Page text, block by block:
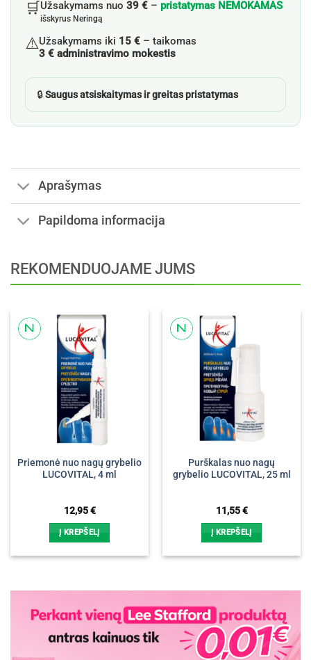
🛒Užsakymams nuo 39 € – pristatymas NEMOKAMAS
išskyrus Neringą
⚠️Užsakymams iki 15 € – taikomas
3 € administravimo mokestis
🔒Saugus atsiskaitymas ir greitas pristatymas
Aprašymas
Papildoma informacija
REKOMENDUOJAME JUMS
Priemonė nuo nagų grybelio
LUCOVITAL, 4 ml
12,95€
Į KREPŠELĮ
Purškalas nuo nagų
grybelio LUCOVITAL, 25 ml
11,55€
Į KREPŠELĮ